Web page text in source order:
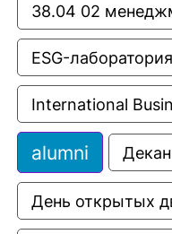
38.04 02
ESG-лаборатория
International
alumni
День открытых